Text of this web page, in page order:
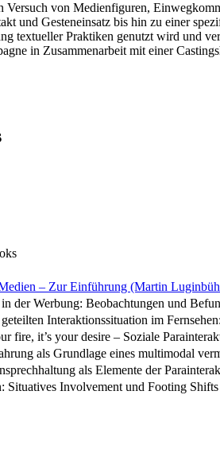
Versuch von Medienfiguren,
und Gesteneinsatz bis hin zu einer
textueller Praktiken genutzt wird und
in Zusammenarbeit mit einer
– Zur Einführung (Martin
der Werbung: Beobachtungen und
Interaktionssituation im
fire, it’s your desire – Soziale
als Grundlage eines multimodal
als Elemente der
Situatives Involvement und Footing